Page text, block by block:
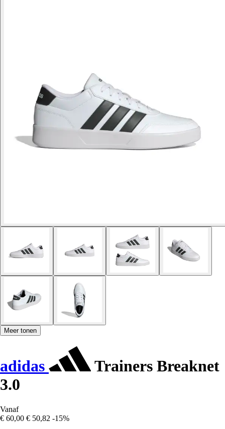
Meer tonen
adidas
Trainers Breaknet
3.0
Vanaf
€ 60,00 € 50,82 -15%